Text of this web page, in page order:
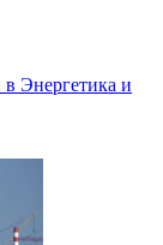
Энергетика и